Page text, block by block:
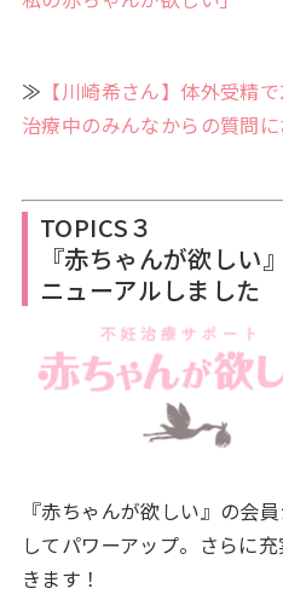
≫ 【川崎希さん】体外受精
治療中のみんなからの質問に
TOPICS３
『赤ちゃんが欲しい
ニューアルしました
『赤ちゃんが欲しい』の会
してパワーアップ。さらに
きます！